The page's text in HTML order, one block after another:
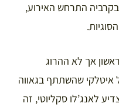
התרחש האירוע,
אך לא ההרוג
איטלקי שהשתתף בגאווה
לאנג’לו סקליוטי, זה